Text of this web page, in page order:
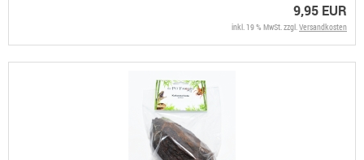
9,95 EUR
inkl. 19 % MwSt. zzgl.Versandkosten